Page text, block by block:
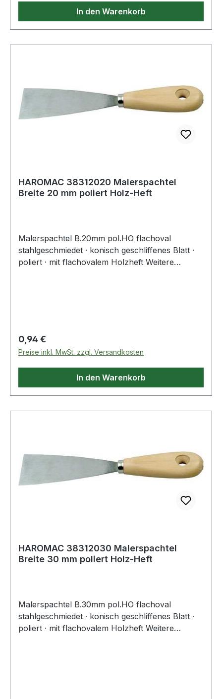
In den Warenkorb
HAROMAC 38312020 Malerspachtel
Breite 20 mm poliert Holz-Heft
Malerspachtel B.20mm pol.HO flachoval
stahlgeschmiedet · konisch geschliffenes Blatt ·
poliert · mit flachovalem Holzheft Weitere
Regulärer Preis:
0,94 €
Preise inkl. MwSt. zzgl. Versandkosten
In den Warenkorb
HAROMAC 38312030 Malerspachtel
Breite 30 mm poliert Holz-Heft
Malerspachtel B.30mm pol.HO flachoval
stahlgeschmiedet · konisch geschliffenes Blatt ·
poliert · mit flachovalem Holzheft Weitere